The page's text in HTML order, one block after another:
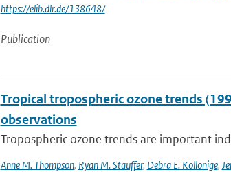
https://elib.dlr.de/138648/
Publication
Tropical tropospheric ozone trends
observations
Tropospheric ozone trends are important
Anne M. Thompson, Ryan M. Stauffer, Debra E. Kollonige,